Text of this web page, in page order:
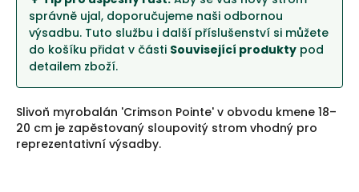
správně ujal, doporučujeme naši odbornou
výsadbu. Tuto službu i další příslušenství si můžete
do košíku přidat v části Související produkty pod
detailem zboží.
Slivoň myrobalán 'Crimson Pointe' v obvodu kmene 18–
20 cm je zapěstovaný sloupovitý strom vhodný pro
reprezentativní výsadby.